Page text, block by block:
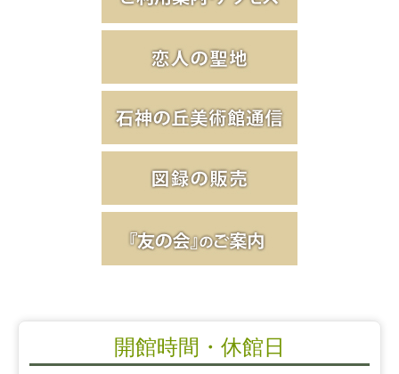
開館時間・休館日